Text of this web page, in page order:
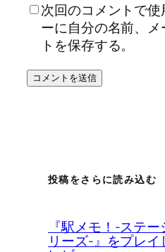
次回のコメントで
ーに自分の名前、
トを保存する。
投稿をさらに読み込む
『駅メモ！-ステ
リーズ-』をプレイ